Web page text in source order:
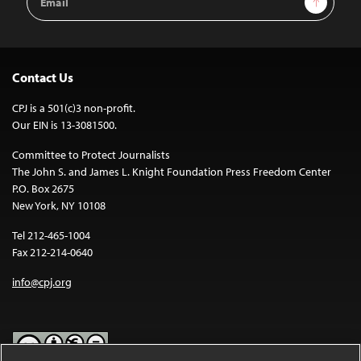
Address
Contact Us
CPJ is a 501(c)3 non-profit.
Our EIN is 13-3081500.
Committee to Protect Journalists
The John S. and James L. Knight Foundation Press Freedom Center
P.O. Box 2675
New York, NY 10108
Tel 212-465-1004
Fax 212-214-0640
info@cpj.org